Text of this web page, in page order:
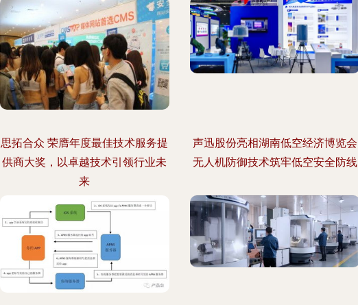
思拓合众 荣膺年度最佳技术服务提
供商大奖，以卓越技术引领行业未
来
声迅股份亮相湖南低空经济博览会
无人机防御技术筑牢低空安全防线